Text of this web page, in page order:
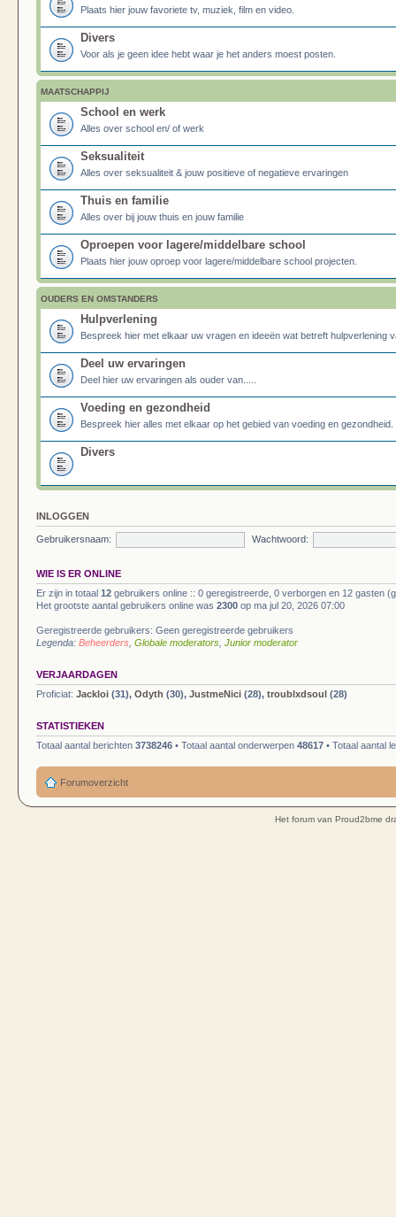
Plaats hier jouw favoriete tv, muziek, film en video.
Divers
Voor als je geen idee hebt waar je het anders moest posten.
MAATSCHAPPIJ
School en werk
Alles over school en/ of werk
Seksualiteit
Alles over seksualiteit & jouw positieve of negatieve ervaringen
Thuis en familie
Alles over bij jouw thuis en jouw familie
Oproepen voor lagere/middelbare school
Plaats hier jouw oproep voor lagere/middelbare school projecten.
OUDERS EN OMSTANDERS
Hulpverlening
Bespreek hier met elkaar uw vragen en ideeën wat betreft hulpverlening
Deel uw ervaringen
Deel hier uw ervaringen als ouder van.....
Voeding en gezondheid
Bespreek hier alles met elkaar op het gebied van voeding en gezondheid.
Divers
INLOGGEN
Gebruikersnaam: Wachtwoord:
WIE IS ER ONLINE
Er zijn in totaal 12 gebruikers online :: 0 geregistreerde, 0 verborgen en 12 gasten
Het grootste aantal gebruikers online was 2300 op ma jul 20, 2026 07:00
Geregistreerde gebruikers: Geen geregistreerde gebruikers
Legenda: Beheerders Globale moderators Junior moderator
VERJAARDAGEN
Proficiat: Jackloi (31), Odyth (30), JustmeNici (28), troublxdsoul (28)
STATISTIEKEN
Totaal aantal berichten 3738246 • Totaal aantal onderwerpen 48617 • Totaal aantal
Forumoverzicht
Het forum van Proud2bme